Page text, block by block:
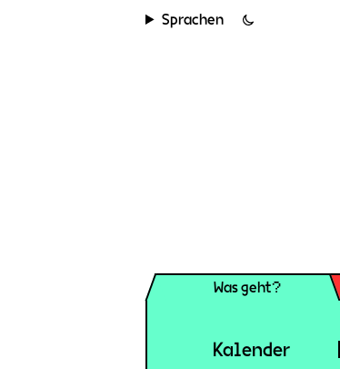
Sprachen
Was geht?
Kalender